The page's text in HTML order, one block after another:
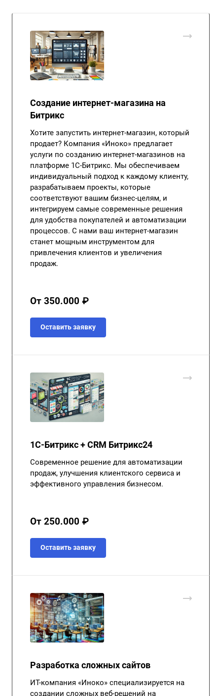
Создание интернет-магазина на
Битрикс
Хотите запустить интернет-магазин, который
продает? Компания «Иноко» предлагает
услуги по созданию интернет-магазинов на
платформе 1С-Битрикс. Мы обеспечиваем
индивидуальный подход к каждому клиенту,
разрабатываем проекты, которые
соответствуют вашим бизнес-целям, и
интегрируем самые современные решения
для удобства покупателей и автоматизации
процессов. С нами ваш интернет-магазин
станет мощным инструментом для
привлечения клиентов и увеличения
продаж.
От 350.000 ₽
Оставить заявку
1С-Битрикс + CRM Битрикс24
Современное решение для автоматизации
продаж, улучшения клиентского сервиса и
эффективного управления бизнесом.
От 250.000 ₽
Оставить заявку
Разработка сложных сайтов
ИТ-компания «Иноко» специализируется на
создании сложных веб-решений на